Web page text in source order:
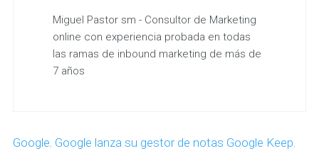
Miguel Pastor sm - Consultor de Marketing
online con experiencia probada en todas
las ramas de inbound marketing de más de
7 años
Google, Google lanza su gestor de notas Google Keep,